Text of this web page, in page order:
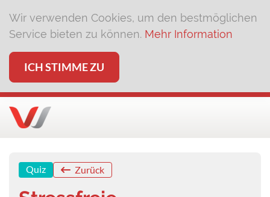
Wir verwenden Cookies, um den bestmöglichen
Service bieten zu können. Mehr Information
ICH STIMME ZU
Quiz Zurück